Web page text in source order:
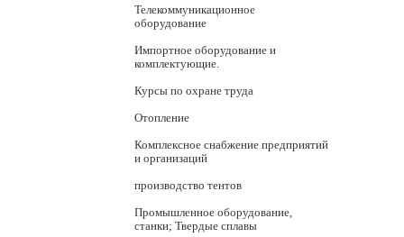
Телекоммуникационное
оборудование
Импортное оборудование и
комплектующие.
Курсы по охране труда
Отопление
Комплексное снабжение предприятий
и организаций
производство тентов
Промышленное оборудование,
станки; Твердые сплавы